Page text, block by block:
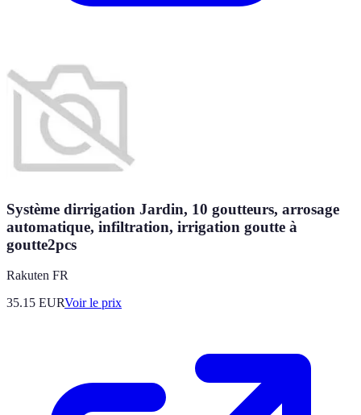
Système dirrigation Jardin, 10 goutteurs, arrosage
automatique, infiltration, irrigation goutte à
goutte2pcs
Rakuten FR
35.15 EURVoir le prix